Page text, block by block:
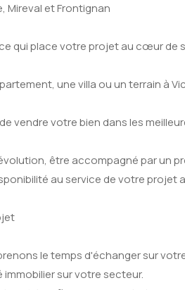
Mireval et Frontignan
qui place votre projet au cœur de
une villa ou un terrain à
vendre votre bien dans les
être accompagné par
au service de votre
le temps d'échanger sur
sur votre secteur.